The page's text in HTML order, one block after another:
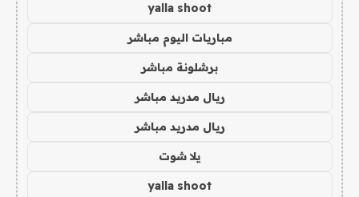
yalla shoot
مباريات اليوم مباشر
برشلونة مباشر
ريال مدريد مباشر
ريال مدريد مباشر
يلا شوت
yalla shoot